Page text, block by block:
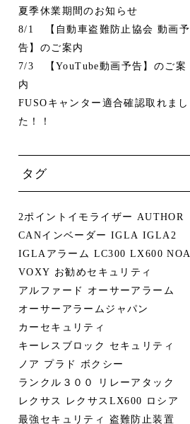
夏季休業期間のお知らせ
8/1 【自動車盗難防止協会 動画予
告】のご案内
7/3 【YouTube動画予告】のご案
内
FUSOキャンター適合確認取れまし
た！！
タグ
2ポイントイモライザー AUTHOR
CANインベーダー IGLA IGLA2
IGLAアラーム LC300 LX600 NOA
VOXY お勧めセキュリティ
アルファード
オーサーアラーム
オーサーアラームジャパン
カーセキュリティ
キーレスブロック
セキュリティ
ノア プラド
ボクシー
ランクル３００
リレーアタック
レクサス
レクサスLX600 ロシア
最強セキュリティ
盗難防止装置